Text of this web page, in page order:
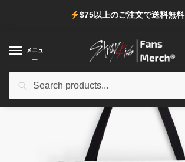
へ
キ
$75以上のご注文で送料無料
メニュ
ー
対
ホーム / 店 / Stray Kidsアクセサリー